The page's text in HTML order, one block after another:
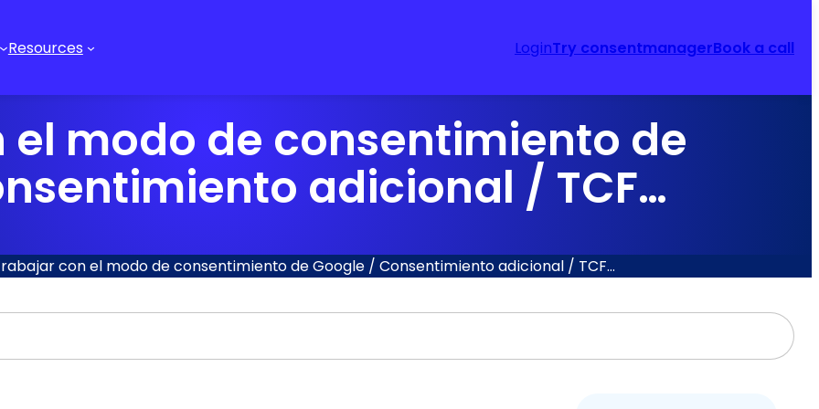
Resources LoginTry consentmanagerBook a call
el modo de consentimiento de
adicional / TCF…
con el modo de consentimiento de Google / Consentimiento adicional / TCF…